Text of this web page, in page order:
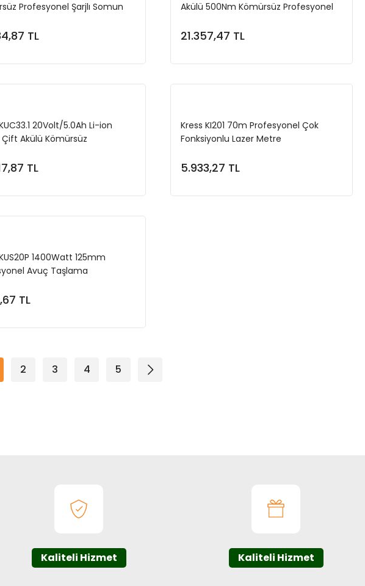
Profesyonel Şarjlı Somun
TL
Sepete Ekle
Akülü 500Nm Kömürsüz Profesyonel
21.357,47 TL
Sepete Ekle
20Volt/5.0Ah Li-ion
Akülü Kömürsüz
TL
Sepete Ekle
Kress KI201 70m Profesyonel Çok
Fonksiyonlu Lazer Metre
5.933,27 TL
1400Watt 125mm
Avuç Taşlama
TL
2 3 4 5
Kaliteli Hizmet Kaliteli Hizmet